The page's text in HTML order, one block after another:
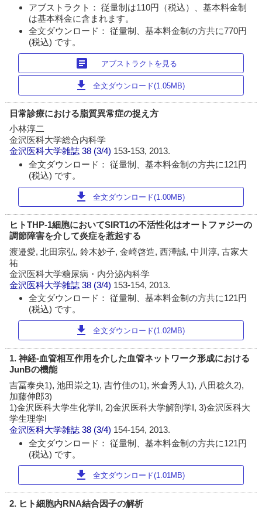
アブストラクト： 従量制は110円（税込）、基本料金制
は基本料金に含まれます。
全文ダウンロード： 従量制、基本料金制の方共に770円
(税込) です。
article アブストラクトを見る
download 全文ダウンロード(1.05MB)
日常診療における脂質異常症の捉え方
小林淳二
金沢医科大学総合内科学
金沢医科大学雑誌 38 (3/4) 153-153, 2013.
全文ダウンロード： 従量制、基本料金制の方共に121円
(税込) です。
download 全文ダウンロード(1.00MB)
ヒトTHP-1細胞においてSIRT1の不活性化はオートファジーの
調節障害を介して炎症を惹起する
渡邉愛, 北田宗弘, 鈴木妙子, 金崎啓造, 西澤誠, 中川淳, 古家大
祐
金沢医科大学糖尿病・内分泌内科学
金沢医科大学雑誌 38 (3/4) 153-154, 2013.
全文ダウンロード： 従量制、基本料金制の方共に121円
(税込) です。
download 全文ダウンロード(1.02MB)
1. 神経-血管相互作用を介した血管ネットワーク形成における
JunBの機能
吉冨泰央1), 池田崇之1), 吉竹佳の1), 米倉秀人1), 八田稔久2),
加藤伸郎3)
1)金沢医科大学生化学II, 2)金沢医科大学解剖学I, 3)金沢医科大
学生理学I
金沢医科大学雑誌 38 (3/4) 154-154, 2013.
全文ダウンロード： 従量制、基本料金制の方共に121円
(税込) です。
download 全文ダウンロード(1.01MB)
2. ヒト細胞内RNA結合因子の解析